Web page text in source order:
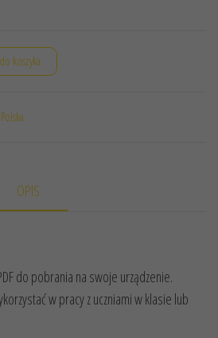
koszyka
Polska
OPIS
do pobrania na swoje urządzenie.
w pracy z uczniami w klasie lub